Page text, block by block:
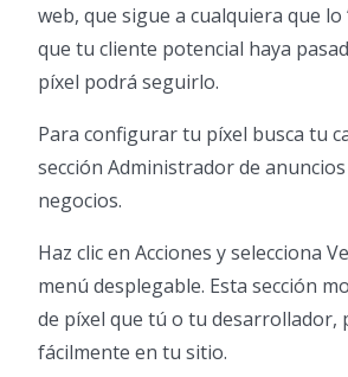
web, que sigue a cualquiera que lo
que tu cliente potencial haya
píxel podrá seguirlo.
Para configurar tu píxel busca tu
sección Administrador de
negocios.
Haz clic en Acciones y selecciona
menú desplegable. Esta sección
de píxel que tú o tu desarrollador,
fácilmente en tu sitio.